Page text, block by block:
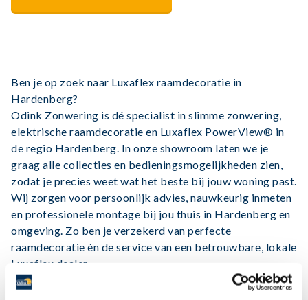
Ben je op zoek naar Luxaflex raamdecoratie in
Hardenberg?
Odink Zonwering is dé specialist in slimme zonwering,
elektrische raamdecoratie en Luxaflex PowerView® in
de regio Hardenberg. In onze showroom laten we je
graag alle collecties en bedieningsmogelijkheden zien,
zodat je precies weet wat het beste bij jouw woning past.
Wij zorgen voor persoonlijk advies, nauwkeurig inmeten
en professionele montage bij jou thuis in Hardenberg en
omgeving. Zo ben je verzekerd van perfecte
raamdecoratie én de service van een betrouwbare, lokale
Luxaflex dealer.